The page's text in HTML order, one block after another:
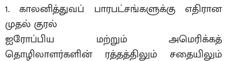
1. காலனித்துவப் பாரபட்சங்களுக்கு எதிரான
முதல் குரல்
ஐரோப்பிய மற்றும் அமெரிக்கத்
தொழிலாளர்களின் ரத்தத்திலும் சதையிலும்